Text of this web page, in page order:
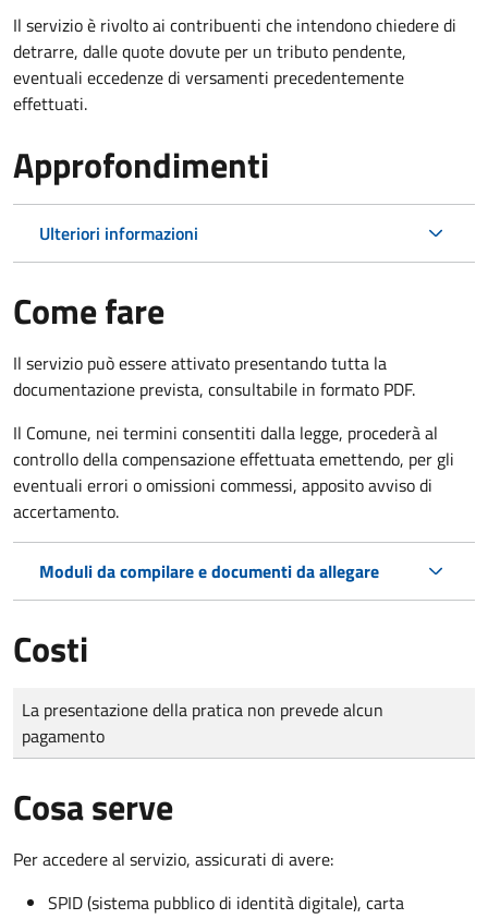
Il servizio è rivolto ai contribuenti che intendono chiedere di
detrarre, dalle quote dovute per un tributo pendente,
eventuali eccedenze di versamenti precedentemente
effettuati.
Approfondimenti
Ulteriori informazioni
Come fare
Il servizio può essere attivato presentando tutta la
documentazione prevista, consultabile in formato PDF.
Il Comune, nei termini consentiti dalla legge, procederà al
controllo della compensazione effettuata emettendo, per gli
eventuali errori o omissioni commessi, apposito avviso di
accertamento.
Moduli da compilare e documenti da allegare
Costi
Tipo di pagamento
Importo
La presentazione della pratica non prevede alcun
pagamento
Cosa serve
Per accedere al servizio, assicurati di avere:
SPID (sistema pubblico di identità digitale), carta